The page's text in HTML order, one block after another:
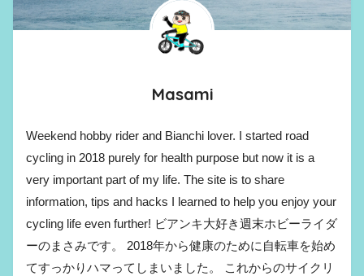
Masami
Weekend hobby rider and Bianchi lover. I started road
cycling in 2018 purely for health purpose but now it is a
very important part of my life. The site is to share
information, tips and hacks I learned to help you enjoy your
cycling life even further! ビアンキ大好き週末ホビーライダ
ーのまさみです。 2018年から健康のために自転車を始め
てすっかりハマってしまいました。 これからのサイクリ